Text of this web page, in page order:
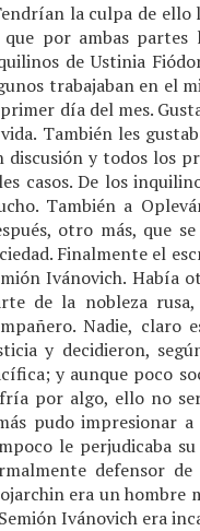
la culpa de ello
que por ambas partes
de Ustinia
trabajaban en el
día del mes.
También les
discusión y todos los
casos. De los
También a
otro más, que
Finalmente el
Ivánovich. Había
de la nobleza
Nadie, claro
y decidieron,
y aunque poco
por algo, ello no
pudo impresionar
le perjudicaba
defensor
era un hombre
Ivánovich era